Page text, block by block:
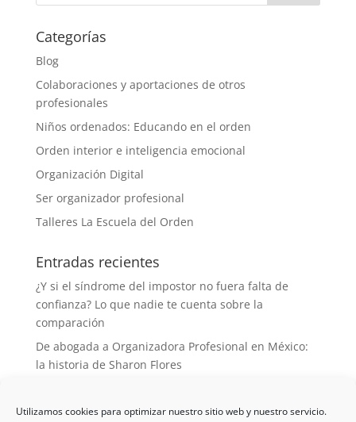
Utilizamos cookies para optimizar nuestro sitio web y nuestro servicio.
Categorías
Blog
Colaboraciones y aportaciones de otros
profesionales
Niños ordenados: Educando en el orden
Orden interior e inteligencia emocional
Organización Digital
Ser organizador profesional
Talleres La Escuela del Orden
Entradas recientes
¿Y si el síndrome del impostor no fuera falta de
confianza? Lo que nadie te cuenta sobre la
comparación
De abogada a Organizadora Profesional en México:
la historia de Sharon Flores
vocación: la historia de Elena y La Semilla del Orden